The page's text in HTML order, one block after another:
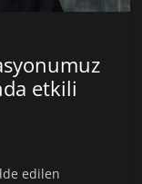
etkili
edilen